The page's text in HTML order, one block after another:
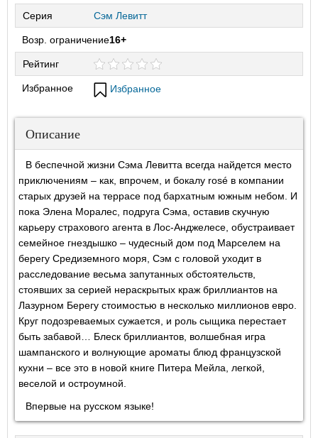
Серия Сэм Левитт
Возр. ограничение16+
Рейтинг
Избранное Избранное
Описание
В беспечной жизни Сэма Левитта всегда найдется место
приключениям – как, впрочем, и бокалу rosé в компании
старых друзей на террасе под бархатным южным небом. И
пока Элена Моралес, подруга Сэма, оставив скучную
карьеру страхового агента в Лос-Анджелесе, обустраивает
семейное гнездышко – чудесный дом под Марселем на
берегу Средиземного моря, Сэм с головой уходит в
расследование весьма запутанных обстоятельств,
стоявших за серией нераскрытых краж бриллиантов на
Лазурном Берегу стоимостью в несколько миллионов евро.
Круг подозреваемых сужается, и роль сыщика перестает
быть забавой… Блеск бриллиантов, волшебная игра
шампанского и волнующие ароматы блюд французской
кухни – все это в новой книге Питера Мейла, легкой,
веселой и остроумной.
Впервые на русском языке!